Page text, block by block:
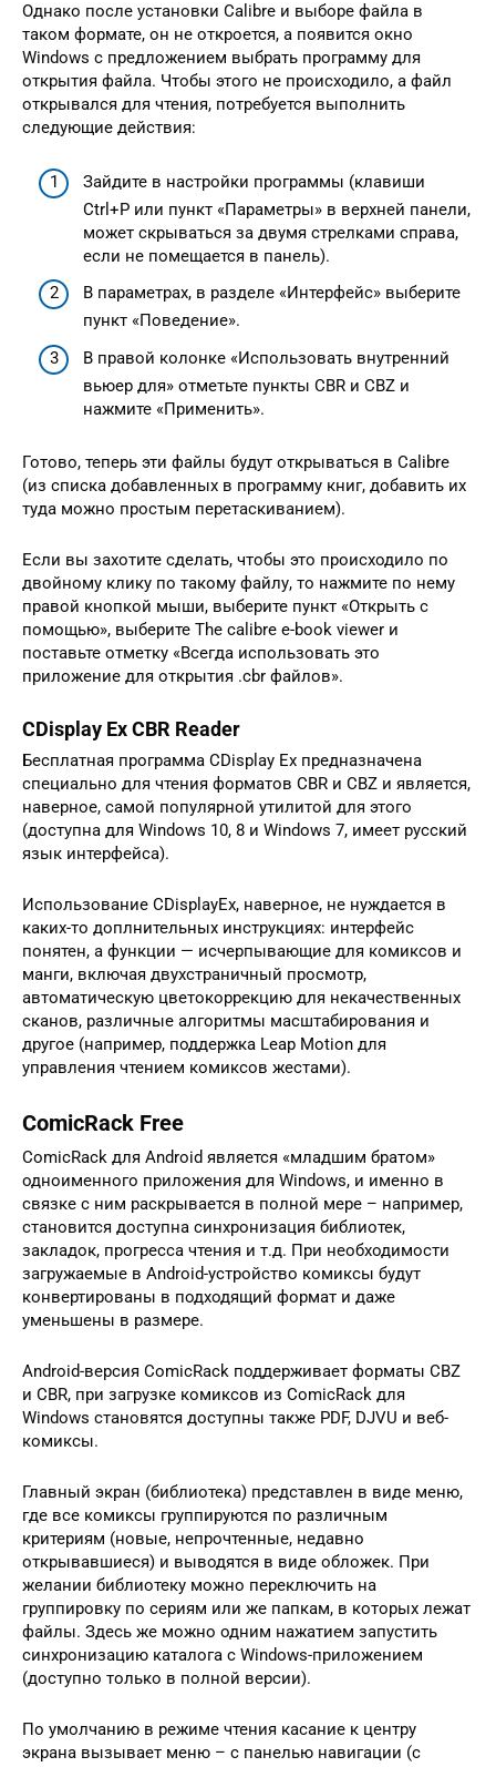
Однако после установки Calibre и выборе файла в
таком формате, он не откроется, а появится окно
Windows с предложением выбрать программу для
открытия файла. Чтобы этого не происходило, а файл
открывался для чтения, потребуется выполнить
следующие действия:
Зайдите в настройки программы (клавиши
Ctrl+P или пункт «Параметры» в верхней панели,
может скрываться за двумя стрелками справа,
если не помещается в панель).
В параметрах, в разделе «Интерфейс» выберите
пункт «Поведение».
В правой колонке «Использовать внутренний
вьюер для» отметьте пункты CBR и CBZ и
нажмите «Применить».
Готово, теперь эти файлы будут открываться в Calibre
(из списка добавленных в программу книг, добавить их
туда можно простым перетаскиванием).
Если вы захотите сделать, чтобы это происходило по
двойному клику по такому файлу, то нажмите по нему
правой кнопкой мыши, выберите пункт «Открыть с
помощью», выберите The calibre e-book viewer и
поставьте отметку «Всегда использовать это
приложение для открытия .cbr файлов».
CDisplay Ex CBR Reader
Бесплатная программа CDisplay Ex предназначена
специально для чтения форматов CBR и CBZ и является,
наверное, самой популярной утилитой для этого
(доступна для Windows 10, 8 и Windows 7, имеет русский
язык интерфейса).
Использование CDisplayEx, наверное, не нуждается в
каких-то доплнительных инструкциях: интерфейс
понятен, а функции — исчерпывающие для комиксов и
манги, включая двухстраничный просмотр,
автоматическую цветокоррекцию для некачественных
сканов, различные алгоритмы масштабирования и
другое (например, поддержка Leap Motion для
управления чтением комиксов жестами).
ComicRack Free
ComicRack для Android является «младшим братом»
одноименного приложения для Windows, и именно в
связке с ним раскрывается в полной мере – например,
становится доступна синхронизация библиотек,
закладок, прогресса чтения и т.д. При необходимости
загружаемые в Android-устройство комиксы будут
конвертированы в подходящий формат и даже
уменьшены в размере.
Android-версия ComicRack поддерживает форматы CBZ
и CBR, при загрузке комиксов из ComicRack для
Windows становятся доступны также PDF, DJVU и веб-
комиксы.
Главный экран (библиотека) представлен в виде меню,
где все комиксы группируются по различным
критериям (новые, непрочтенные, недавно
открывавшиеся) и выводятся в виде обложек. При
желании библиотеку можно переключить на
группировку по сериям или же папкам, в которых лежат
файлы. Здесь же можно одним нажатием запустить
синхронизацию каталога с Windows-приложением
(доступно только в полной версии).
По умолчанию в режиме чтения касание к центру
экрана вызывает меню – с панелью навигации (с